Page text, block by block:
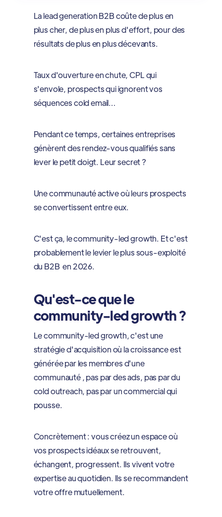
La lead generation B2B coûte de plus en
plus cher, de plus en plus d'effort, pour des
résultats de plus en plus décevants.
Taux d'ouverture en chute, CPL qui
s'envole, prospects qui ignorent vos
séquences cold email…
Pendant ce temps, certaines entreprises
génèrent des rendez-vous qualifiés sans
lever le petit doigt. Leur secret ?
Une communauté active où leurs prospects
se convertissent entre eux.
C'est ça, le community-led growth. Et c'est
probablement le levier le plus sous-exploité
du B2B en 2026.
Qu'est-ce que le
community-led growth ?
Le community-led growth, c'est une
stratégie d'acquisition où la croissance est
générée par les membres d'une
communauté , pas par des ads, pas par du
cold outreach, pas par un commercial qui
pousse.
Concrètement : vous créez un espace où
vos prospects idéaux se retrouvent,
échangent, progressent. Ils vivent votre
expertise au quotidien. Ils se recommandent
votre offre mutuellement.